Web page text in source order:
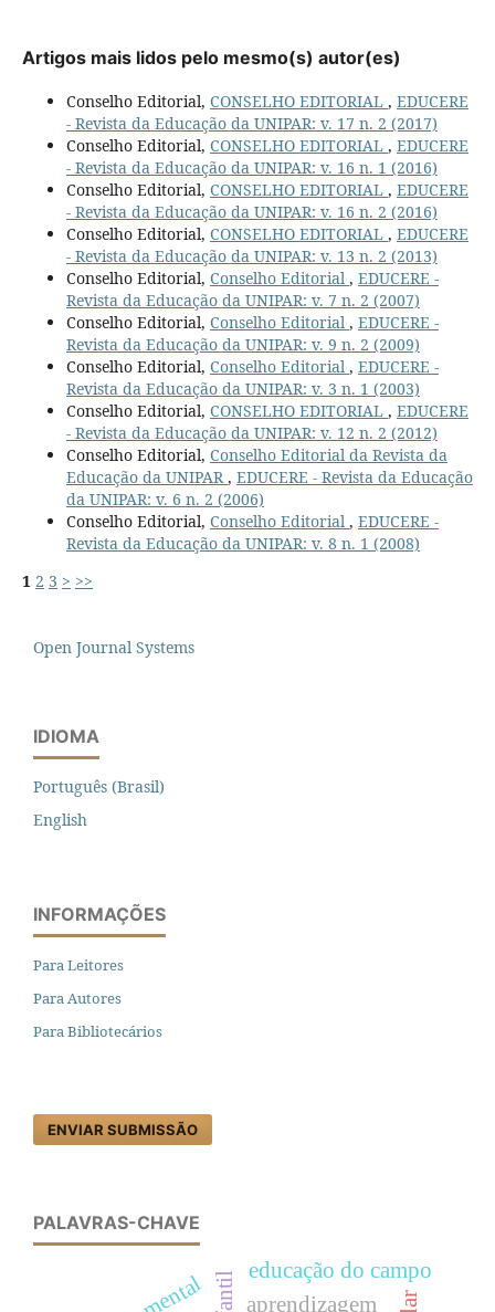
Artigos mais lidos pelo mesmo(s) autor(es)
Conselho Editorial, CONSELHO EDITORIAL , EDUCERE
- Revista da Educação da UNIPAR: v. 17 n. 2 (2017)
Conselho Editorial, CONSELHO EDITORIAL , EDUCERE
- Revista da Educação da UNIPAR: v. 16 n. 1 (2016)
Conselho Editorial, CONSELHO EDITORIAL , EDUCERE
- Revista da Educação da UNIPAR: v. 16 n. 2 (2016)
Conselho Editorial, CONSELHO EDITORIAL , EDUCERE
- Revista da Educação da UNIPAR: v. 13 n. 2 (2013)
Conselho Editorial, Conselho Editorial , EDUCERE -
Revista da Educação da UNIPAR: v. 7 n. 2 (2007)
Conselho Editorial, Conselho Editorial , EDUCERE -
Revista da Educação da UNIPAR: v. 9 n. 2 (2009)
Conselho Editorial, Conselho Editorial , EDUCERE -
Revista da Educação da UNIPAR: v. 3 n. 1 (2003)
Conselho Editorial, CONSELHO EDITORIAL , EDUCERE
- Revista da Educação da UNIPAR: v. 12 n. 2 (2012)
Conselho Editorial, Conselho Editorial da Revista da
Educação da UNIPAR , EDUCERE - Revista da Educação
da UNIPAR: v. 6 n. 2 (2006)
Conselho Editorial, Conselho Editorial , EDUCERE -
Revista da Educação da UNIPAR: v. 8 n. 1 (2008)
1 2 3 > >>
Open Journal Systems
IDIOMA
Português (Brasil)
English
INFORMAÇÕES
Para Leitores
Para Autores
Para Bibliotecários
ENVIAR SUBMISSÃO
PALAVRAS-CHAVE
aprendizagem
educação do campo